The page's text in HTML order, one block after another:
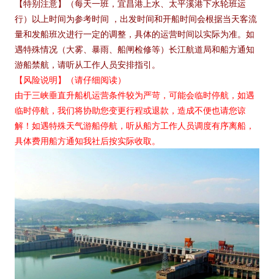
【特别注意】（每天一班，宜昌港上水、太平溪港下水轮班运
行）以上时间为参考时间 ，出发时间和开船时间会根据当天客流
量和发船班次进行一定的调整，具体的运营时间以实际为准。如
遇特殊情况（大雾、暴雨、船闸检修等）长江航道局和船方通知
游船禁航，请听从工作人员安排指引。
【风险说明】（请仔细阅读）
由于三峡垂直升船机运营条件较为严苛，可能会临时停航，如遇
临时停航，我们将协助您变更行程或退款，造成不便也请您谅
解！如遇特殊天气游船停航，听从船方工作人员调度有序离船，
具体费用船方通知我社后按实际收取。